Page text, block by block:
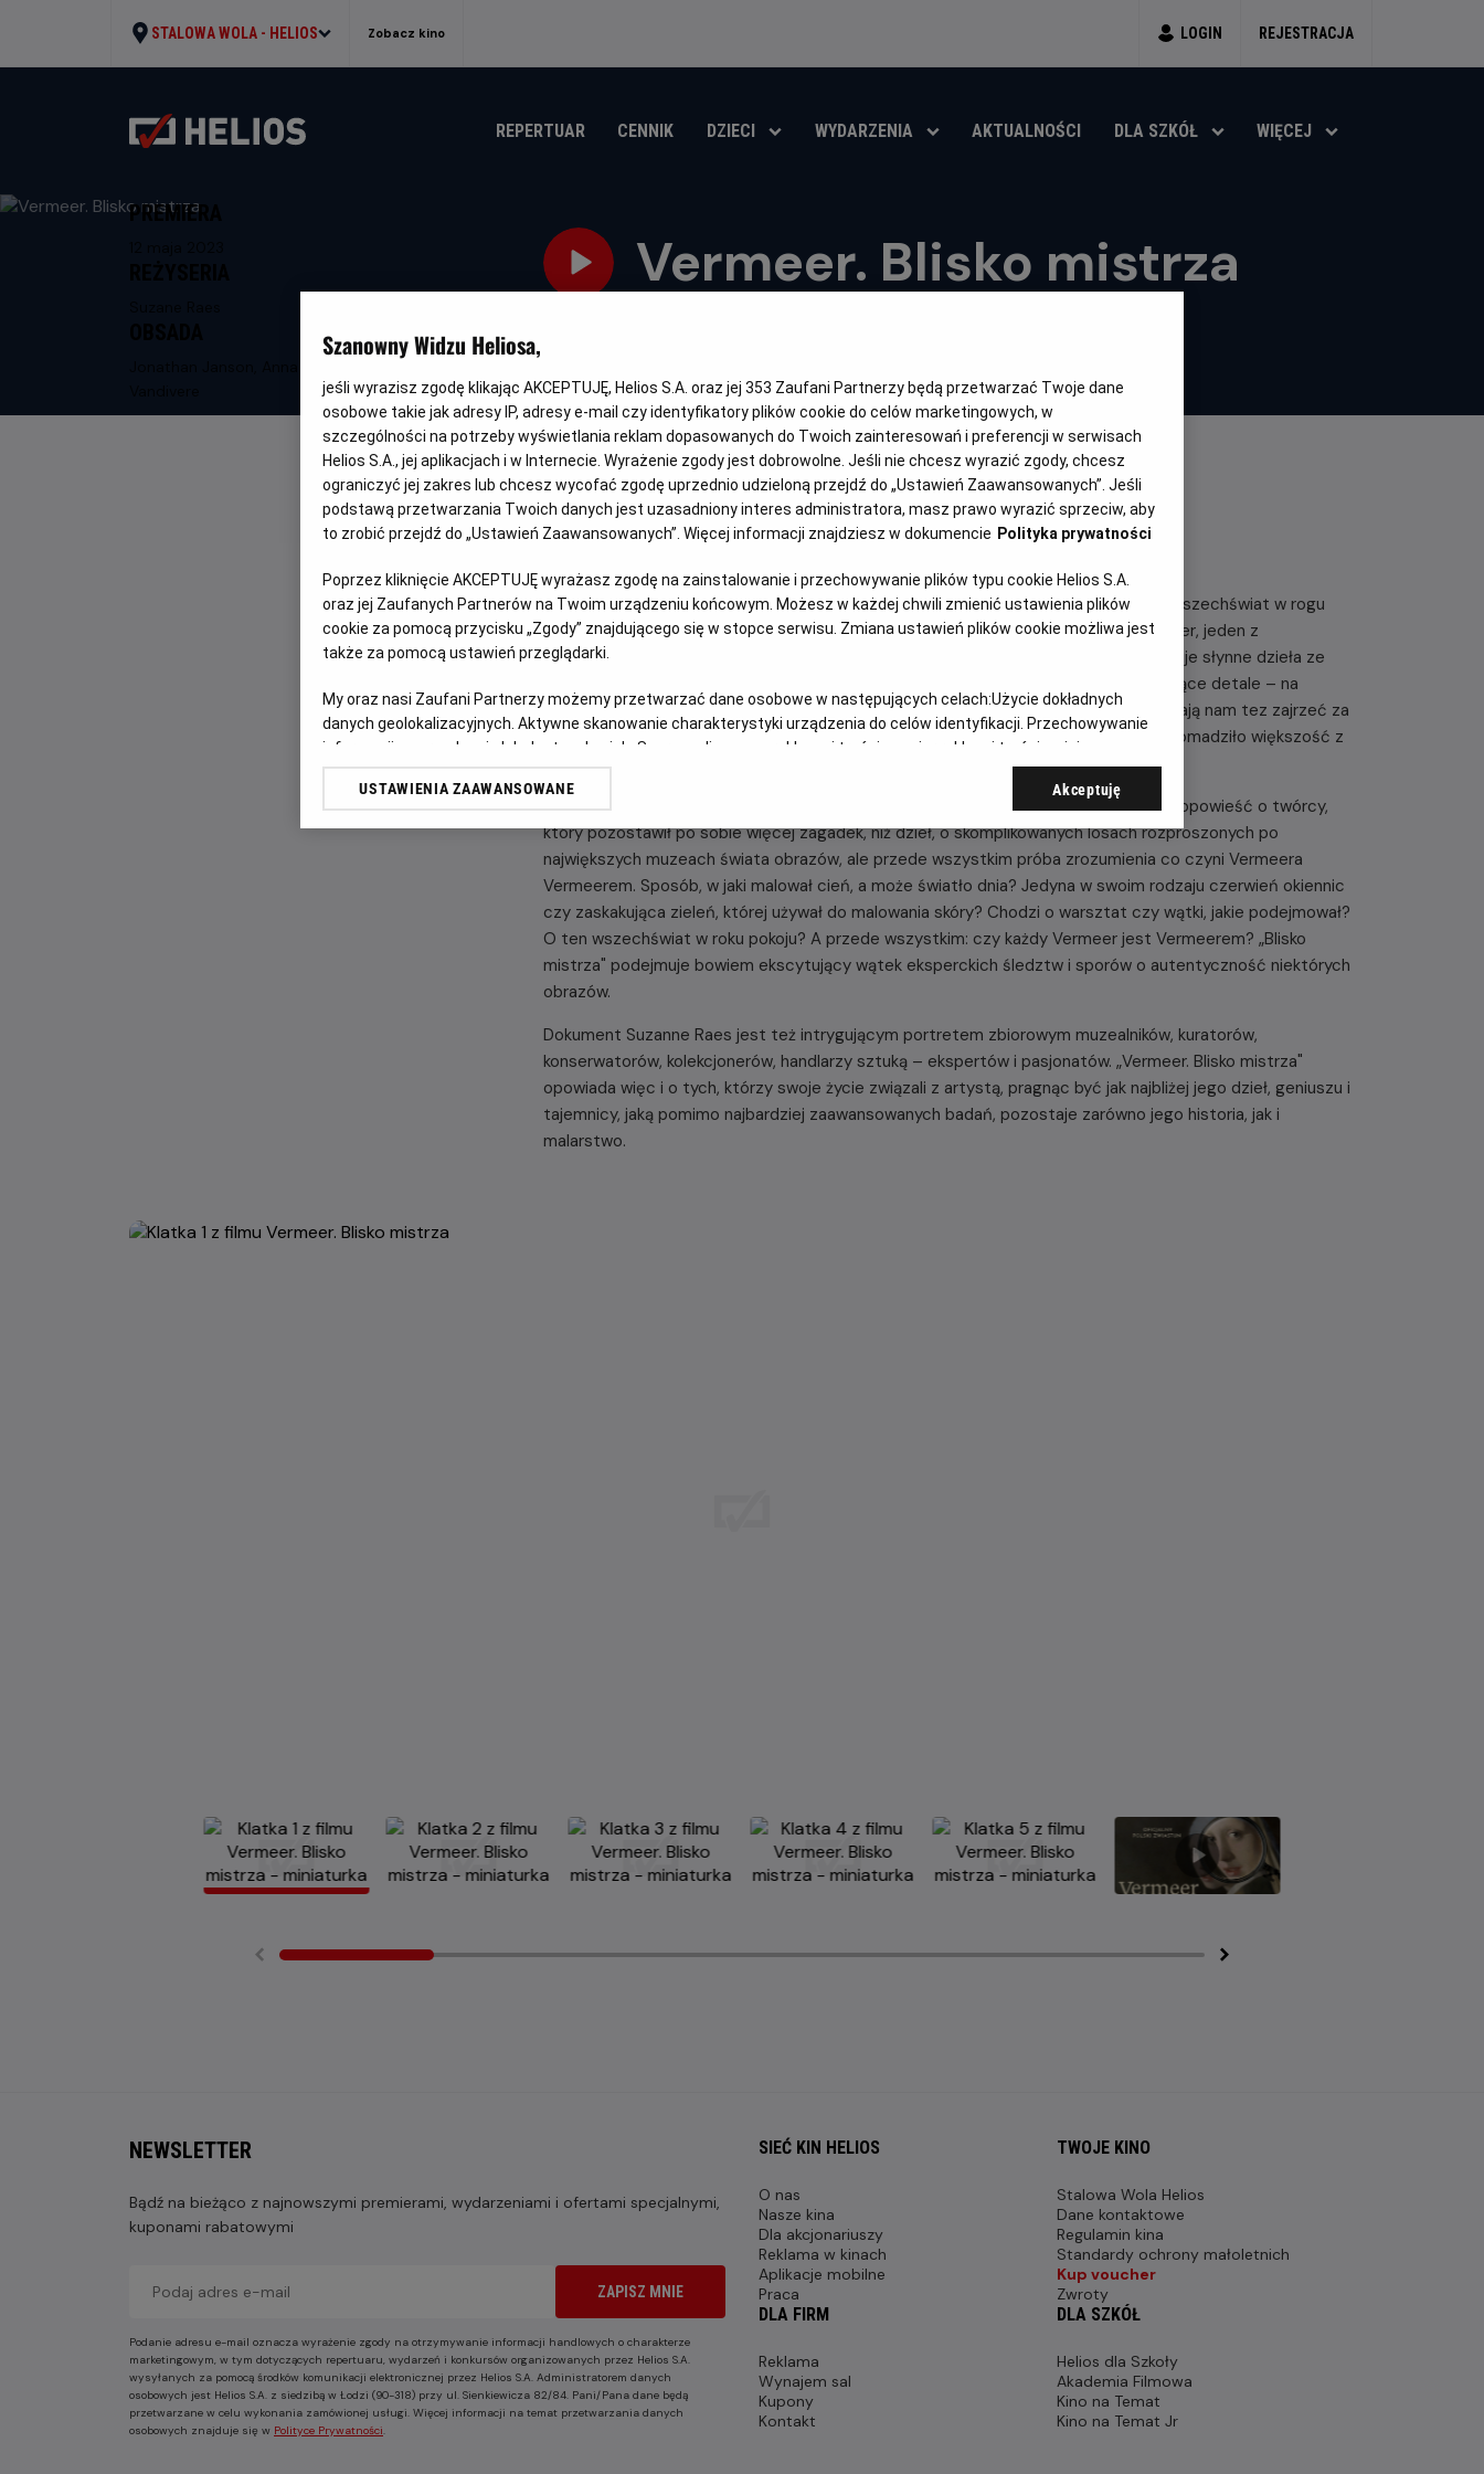
STALOWA WOLA - HELIOS Zobacz kino LOGIN REJESTRACJA
REPERTUAR CENNIK DZIECI WYDARZENIA AKTUALNOŚCI DLA SZKÓŁ WIĘCEJ
Vermeer. Blisko mistrza
produkcji
PREMIERA
NAPISY
OPIS FILMU
Bohaterem tego fascynującego dokumentu jest człowiek, który potrafił stworzyć wszechświat w rogu
pokoju i jak nikt umiał uchwycić i uwiecznić ulotne, intymne chwile - Johannes Vermeer, jeden z
największych malarzy w historii. Zgodnie z obietnicą w tytule, „Blisko mistrza" zdejmuje słynne dzieła ze
ścian, wyjmuje z ram i zabiera do laboratorium, by ukazać nam w zbliżeniu oszałamiające detale – na
przykład „Dziewczyny z perłą" - i odsłonić ukryte pod farbą warstwy. Twórcy pozwalają nam tez zajrzeć za
kulisy najgłośniejszej wystawy tego roku, na której amsterdamskie Rijksmuseum zgromadziło większość z
istniejących 35 obrazów genialnego Holendra.
Nakręcony z iście detektywistyczną pasją film pozwala odkryć mistrza na nowo. To opowieść o twórcy,
który pozostawił po sobie więcej zagadek, niż dzieł, o skomplikowanych losach rozproszonych po
największych muzeach świata obrazów, ale przede wszystkim próba zrozumienia co czyni Vermeera
Vermeerem. Sposób, w jaki malował cień, a może światło dnia? Jedyna w swoim rodzaju czerwień okiennic
czy zaskakująca zieleń, której używał do malowania skóry? Chodzi o warsztat czy wątki, jakie podejmował?
O ten wszechświat w roku pokoju? A przede wszystkim: czy każdy Vermeer jest Vermeerem? „Blisko
mistrza" podejmuje bowiem ekscytujący wątek eksperckich śledztw i sporów o autentyczność niektórych
obrazów.
Dokument Suzanne Raes jest też intrygującym portretem zbiorowym muzealników, kuratorów,
konserwatorów, kolekcjonerów, handlarzy sztuką – ekspertów i pasjonatów. „Vermeer. Blisko mistrza"
opowiada więc i o tych, którzy swoje życie związali z artystą, pragnąc być jak najbliżej jego dzieł, geniuszu i
tajemnicy, jaką pomimo najbardziej zaawansowanych badań, pozostaje zarówno jego historia, jak i
malarstwo.
NEWSLETTER
Bądź na bieżąco z najnowszymi premierami, wydarzeniami i ofertami specjalnymi,
kuponami rabatowymi
ZAPISZ MNIE
Podanie adresu e-mail oznacza wyrażenie zgody na otrzymywanie informacji handlowych o charakterze
marketingowym, w tym dotyczących repertuaru, wydarzeń i konkursów organizowanych przez Helios S.A.
wysyłanych za pomocą środków komunikacji elektronicznej przez Helios S.A. Administratorem danych
osobowych jest Helios S.A. z siedzibą w Łodzi (90-318) przy ul. Sienkiewicza 82/84. Pani/Pana dane będą
przetwarzane w celu wykonania zamówionej usługi. Więcej informacji na temat przetwarzania danych
osobowych znajduje się w Polityce Prywatności.
SIEĆ KIN HELIOS
O nas
Nasze kina
Dla akcjonariuszy
Reklama w kinach
Aplikacje mobilne
Praca
TWOJE KINO
Stalowa Wola Helios
Dane kontaktowe
Regulamin kina
Standardy ochrony małoletnich
Kup voucher
Zwroty
DLA FIRM
Reklama
Wynajem sal
Kupony
Kontakt
DLA SZKÓŁ
Helios dla Szkoły
Akademia Filmowa
Kino na Temat
Kino na Temat Jr
Szanowny Widzu Heliosa,
jeśli wyrazisz zgodę klikając AKCEPTUJĘ, Helios S.A. oraz jej 353 Zaufani Partnerzy będą przetwarzać Twoje dane
osobowe takie jak adresy IP, adresy e-mail czy identyfikatory plików cookie do celów marketingowych, w
szczególności na potrzeby wyświetlania reklam dopasowanych do Twoich zainteresowań i preferencji w serwisach
Helios S.A., jej aplikacjach i w Internecie. Wyrażenie zgody jest dobrowolne. Jeśli nie chcesz wyrazić zgody, chcesz
ograniczyć jej zakres lub chcesz wycofać zgodę uprzednio udzieloną przejdź do „Ustawień Zaawansowanych”. Jeśli
podstawą przetwarzania Twoich danych jest uzasadniony interes administratora, masz prawo wyrazić sprzeciw, aby
to zrobić przejdź do „Ustawień Zaawansowanych”. Więcej informacji znajdziesz w dokumencie Polityka prywatności
Poprzez kliknięcie AKCEPTUJĘ wyrażasz zgodę na zainstalowanie i przechowywanie plików typu cookie Helios S.A.
oraz jej Zaufanych Partnerów na Twoim urządzeniu końcowym. Możesz w każdej chwili zmienić ustawienia plików
cookie za pomocą przycisku „Zgody” znajdującego się w stopce serwisu. Zmiana ustawień plików cookie możliwa jest
także za pomocą ustawień przeglądarki.
My oraz nasi Zaufani Partnerzy możemy przetwarzać dane osobowe w następujących celach:Użycie dokładnych
danych geolokalizacyjnych. Aktywne skanowanie charakterystyki urządzenia do celów identyfikacji. Przechowywanie
informacji na urządzeniu lub dostęp do nich. Spersonalizowane reklamy i treści, pomiar reklam i treści, opinie
odbiorców i ulepszanie usług.
Lista Zaufanych Partnerów
USTAWIENIA ZAAWANSOWANE Akceptuję